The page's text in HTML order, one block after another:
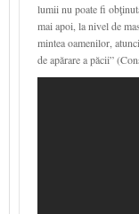
lumii nu poate fi
mai apoi, la nivel de
mintea oamenilor,
de apărare a păcii”